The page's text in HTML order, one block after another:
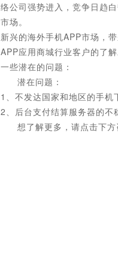
络公司强势进入，竞争日趋
市场。
新兴的海外手机APP市场，
APP应用商城行业客户的了
一些潜在的问题：
潜在问题：
1、不发达国家和地区的手
2、后台支付结算服务器的
想了解更多，请点击下